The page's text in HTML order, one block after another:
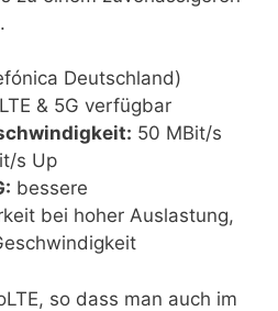
Deutschland)
LTE & 5G verfügbar
50 MBit/s
s Up
bessere
bei hoher Auslastung,
so dass man auch im